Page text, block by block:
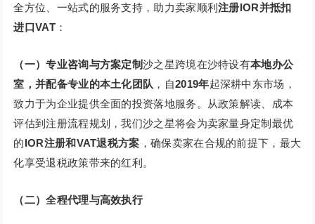
全方位、一站式的服务支持，助力卖家顺利注册IOR并抵扣
进口VAT：
（一）专业咨询与方案定制沙之星跨境在沙特设有本地办公
室，并配备专业的本土化团队 ，自2019年起深耕中东市场，
致力于为企业提供全面的投资落地服务。从政策解读、成本
评估到注册流程规划，我们沙之星将会为卖家量身定制最优
的IOR注册和VAT退税方案 ，确保卖家在合规的前提下，最大
化享受退税政策带来的红利。
（二）全程代理与高效执行